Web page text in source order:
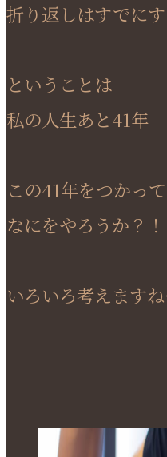
折り返しはすでに
ということは
私の人生あと41年
この41年をつかって
なにをやろうか？！
いろいろ考えます